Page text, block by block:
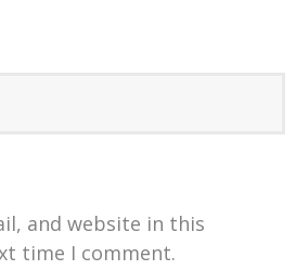
and website in this
time I comment.